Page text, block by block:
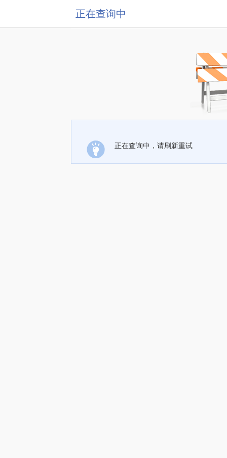
正在查询中
正在查询中，请刷新重试